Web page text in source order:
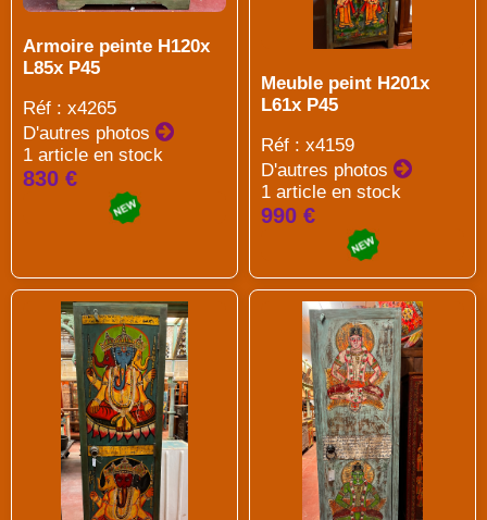
Armoire peinte H120x
L85x P45
Réf : x4265
D'autres photos
1 article en stock
830 €
Meuble peint H201x
L61x P45
Réf : x4159
D'autres photos
1 article en stock
990 €